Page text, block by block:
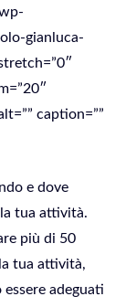
gianluca-
caption=””
e dove
tua attività.
più di 50
tua attività,
adeguati